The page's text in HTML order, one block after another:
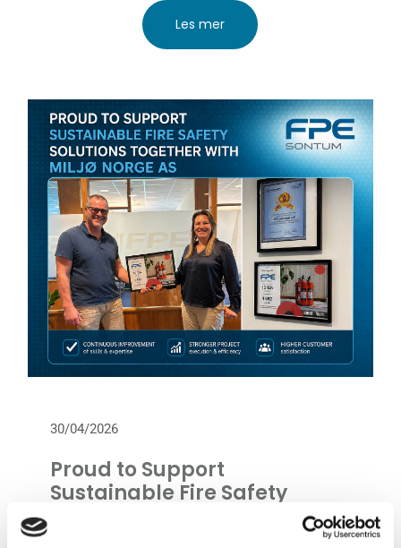
Les mer
30/04/2026
Proud to Support
Sustainable Fire Safety
Solutions with Miljø Norge AS